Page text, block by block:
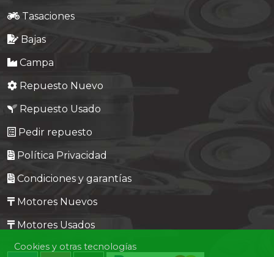
Tasaciones
Bajas
Campa
Repuesto Nuevo
Repuesto Usado
Pedir repuesto
Política Privacidad
Condiciones y garantías
Motores Nuevos
Motores Usados
Cookies y otras tecnologías